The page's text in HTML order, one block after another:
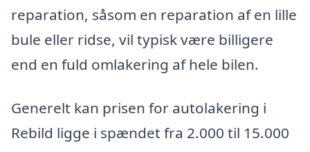
reparation, såsom en reparation af en lille
bule eller ridse, vil typisk være billigere
end en fuld omlakering af hele bilen.
Generelt kan prisen for autolakering i
Rebild ligge i spændet fra 2.000 til 15.000